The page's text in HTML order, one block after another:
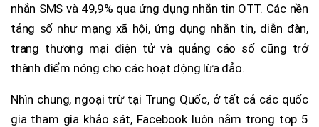
nhắn SMS và 49,9% qua ứng dụng nhắn tin OTT. Các nền
tảng số như mạng xã hội, ứng dụng nhắn tin, diễn đàn,
trang thương mại điện tử và quảng cáo số cũng trở
thành điểm nóng cho các hoạt động lừa đảo.
Nhìn chung, ngoại trừ tại Trung Quốc, ở tất cả các quốc
gia tham gia khảo sát, Facebook luôn nằm trong top 5